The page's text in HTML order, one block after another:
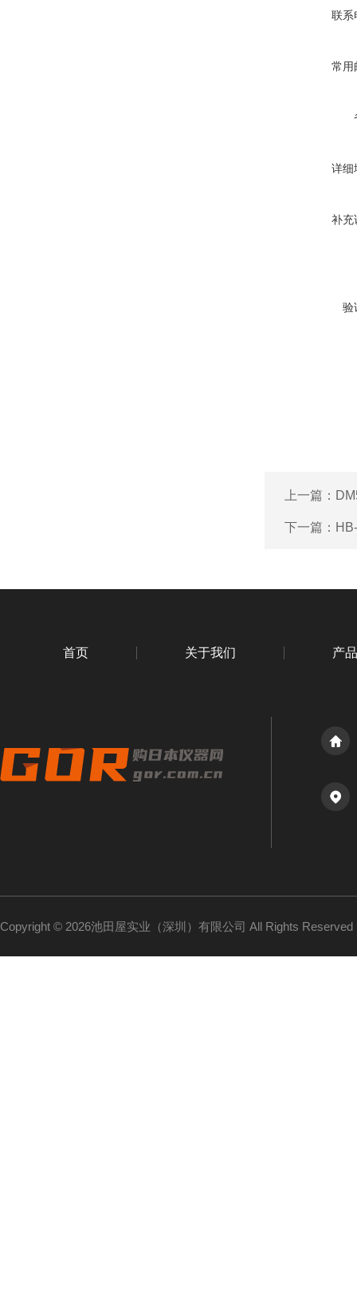
联系
常用
详细
补充
验
上一篇：
下一篇：
首页 关于我们 产
Copyright © 2026池田屋实业（深圳）有限公司 All Rights